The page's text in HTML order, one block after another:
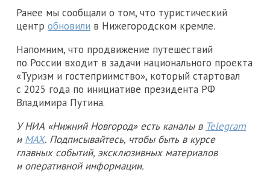
Ранее мы сообщали о том, что туристический
центр обновили в Нижегородском кремле.
Напомним, что продвижение путешествий
по России входит в задачи национального проекта
«Туризм и гостеприимство», который стартовал
с 2025 года по инициативе президента РФ
Владимира Путина.
У НИА «Нижний Новгород» есть каналы в Telegram
и MAX. Подписывайтесь, чтобы быть в курсе
главных событий, эксклюзивных материалов
и оперативной информации.